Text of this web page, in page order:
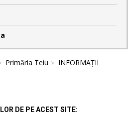
Primăria Teiu
INFORMAȚII
DE PE ACEST SITE: